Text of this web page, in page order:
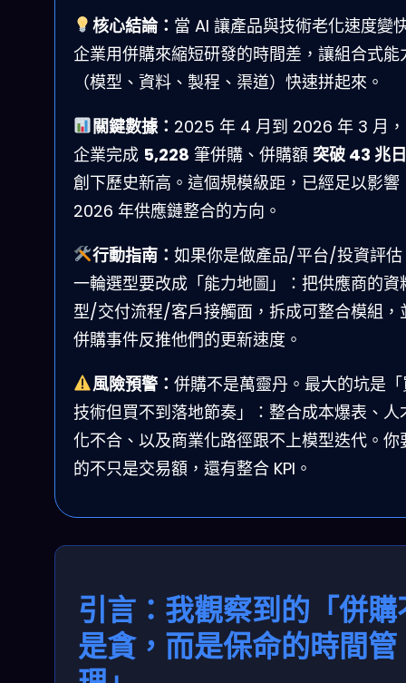
核心結論： 當 AI 讓產品與技術老化速度變
企業用併購來縮短研發的時間差，讓組合式能
（模型、資料、製程、渠道）快速拼起來。
關鍵數據： 2025 年 4 月到 2026 年 3 月
企業完成 5,228 筆併購、併購額 突破 43 兆
創下歷史新高。這個規模級距，已經足以影響
2026 年供應鏈整合的方向。
行動指南： 如果你是做產品/平台/投資評估
一輪選型要改成「能力地圖」：把供應商的
型/交付流程/客戶接觸面，拆成可整合模組，
併購事件反推他們的更新速度。
風險預警： 併購不是萬靈丹。最大的坑是
技術但買不到落地節奏」：整合成本爆表、人
化不合、以及商業化路徑跟不上模型迭代。你
的不只是交易額，還有整合 KPI。
引言：我觀察到的「併購
是貪，而是保命的時間管